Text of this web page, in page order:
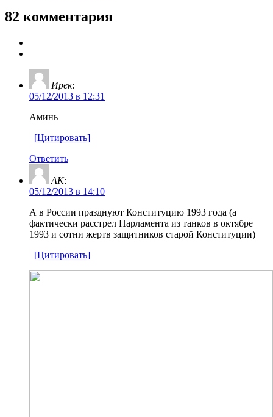
82 комментария
Ирек:
05/12/2013 в 12:31
Аминь
[Цитировать]
Ответить
AK:
05/12/2013 в 14:10
А в России празднуют Конституцию 1993 года (а
фактически расстрел Парламента из танков в октябре
1993 и сотни жертв защитников старой Конституции)
[Цитировать]